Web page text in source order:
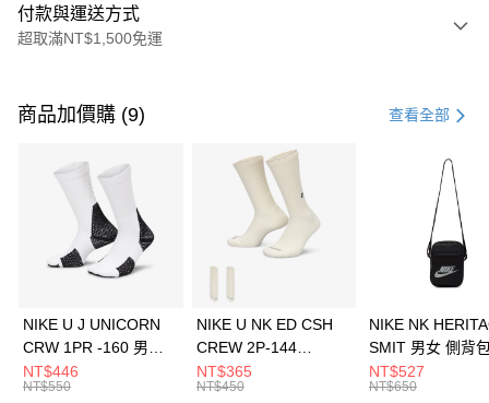
付款與運送方式
超取滿NT$1,500免運
信用卡一次付款
3 期 0 利率 每期 21家銀行
合作金庫商業銀行
第一商業銀行
華南商業銀行
彰化商業銀行
上海商業儲蓄銀行
元大商業銀行
Apple Pay
全盈+PAY
AFTEE先享後付
商品加價購 (9) 查看全部
NIKE U J UNICORN
CRW 1PR -160 男女
中統襪 FZ3393100
NT$446
NT$550
NIKE U NK ED CSH
CREW 2P-144
EMBRDY 男女 短統襪
FZ3073133
NT$365
NT$450
NIKE NK
SMIT 男女 側背
BA5871010
NT$527
NT$650